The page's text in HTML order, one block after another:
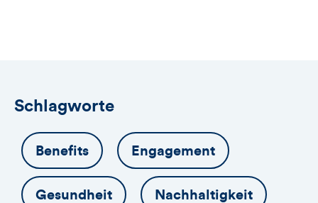
Schlagworte
Benefits Engagement
Gesundheit Nachhaltigkeit